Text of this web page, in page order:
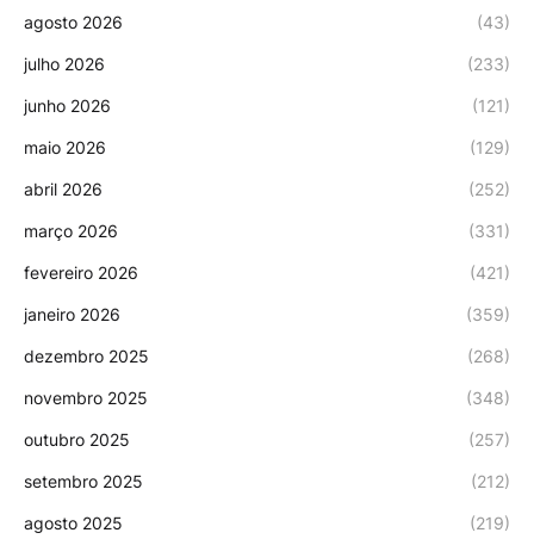
agosto 2026 (43)
julho 2026 (233)
junho 2026 (121)
maio 2026 (129)
abril 2026 (252)
março 2026 (331)
fevereiro 2026 (421)
janeiro 2026 (359)
dezembro 2025 (268)
novembro 2025 (348)
outubro 2025 (257)
setembro 2025 (212)
agosto 2025 (219)